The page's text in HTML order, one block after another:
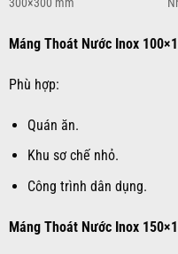
300×300 mm
Máng Thoát Nước Inox
Phù hợp:
Quán ăn.
Khu sơ chế nhỏ.
Công trình dân dụng.
Máng Thoát Nước Inox